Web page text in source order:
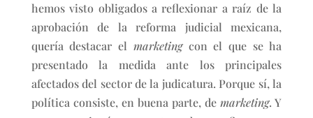
hemos visto obligados a reflexionar a raíz de la
aprobación de la reforma judicial mexicana,
quería destacar el marketingcon el que se ha
presentado la medida ante los principales
afectados del sector de la judicatura. Porque sí, la
política consiste, en buena parte, demarketing. Y